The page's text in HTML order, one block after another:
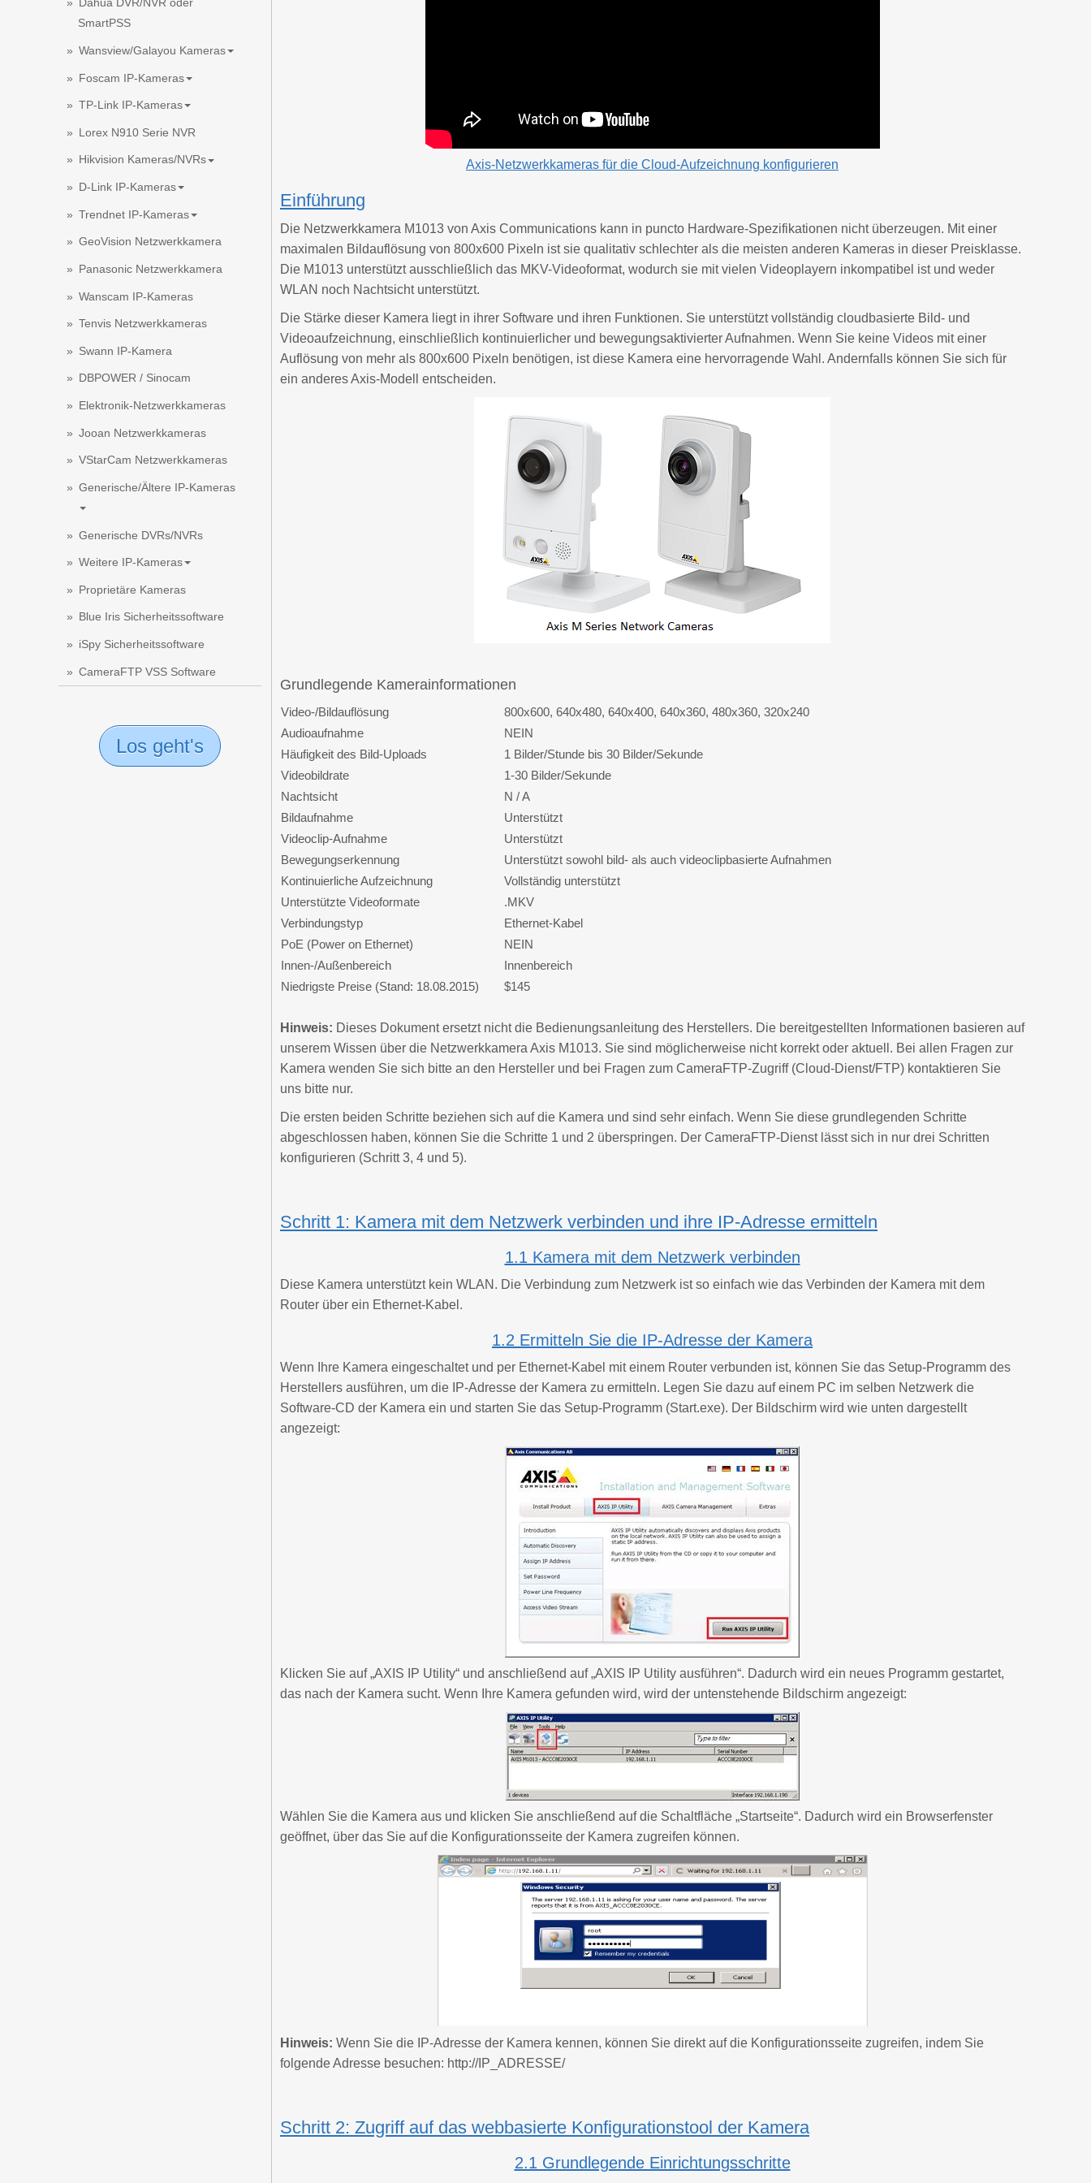
Dahua DVR/NVR oder
SmartPSS
Wansview/Galayou Kameras
Foscam IP-Kameras
TP-Link IP-Kameras
Lorex N910 Serie NVR
Hikvision Kameras/NVRs
D-Link IP-Kameras
Trendnet IP-Kameras
GeoVision Netzwerkkamera
Panasonic Netzwerkkamera
Wanscam IP-Kameras
Tenvis Netzwerkkameras
Swann IP-Kamera
DBPOWER / Sinocam
Elektronik-Netzwerkkameras
Jooan Netzwerkkameras
VStarCam Netzwerkkameras
Generische/Ältere IP-Kameras
Generische DVRs/NVRs
Weitere IP-Kameras
Proprietäre Kameras
Blue Iris Sicherheitssoftware
iSpy Sicherheitssoftware
CameraFTP VSS Software
Los geht's
Axis-Netzwerkkameras für die Cloud-Aufzeichnung konfigurieren
Einführung
Die Netzwerkkamera M1013 von Axis Communications kann in puncto Hardware-Spezifikationen nicht überzeugen. Mit einer
maximalen Bildauflösung von 800x600 Pixeln ist sie qualitativ schlechter als die meisten anderen Kameras in dieser Preisklasse.
Die M1013 unterstützt ausschließlich das MKV-Videoformat, wodurch sie mit vielen Videoplayern inkompatibel ist und weder
WLAN noch Nachtsicht unterstützt.
Die Stärke dieser Kamera liegt in ihrer Software und ihren Funktionen. Sie unterstützt vollständig cloudbasierte Bild- und
Videoaufzeichnung, einschließlich kontinuierlicher und bewegungsaktivierter Aufnahmen. Wenn Sie keine Videos mit einer
Auflösung von mehr als 800x600 Pixeln benötigen, ist diese Kamera eine hervorragende Wahl. Andernfalls können Sie sich für
ein anderes Axis-Modell entscheiden.
Grundlegende Kamerainformationen
Video-/Bildauflösung
800x600, 640x480, 640x400, 640x360, 480x360, 320x240
Audioaufnahme
NEIN
Häufigkeit des Bild-Uploads
1 Bilder/Stunde bis 30 Bilder/Sekunde
Videobildrate
1-30 Bilder/Sekunde
Nachtsicht
N / A
Bildaufnahme
Unterstützt
Videoclip-Aufnahme
Unterstützt
Bewegungserkennung
Unterstützt sowohl bild- als auch videoclipbasierte Aufnahmen
Kontinuierliche Aufzeichnung
Vollständig unterstützt
Unterstützte Videoformate
.MKV
Verbindungstyp
Ethernet-Kabel
PoE (Power on Ethernet)
NEIN
Innen-/Außenbereich
Innenbereich
Niedrigste Preise (Stand: 18.08.2015)
$145
Hinweis: Dieses Dokument ersetzt nicht die Bedienungsanleitung des Herstellers. Die bereitgestellten Informationen basieren auf
unserem Wissen über die Netzwerkkamera Axis M1013. Sie sind möglicherweise nicht korrekt oder aktuell. Bei allen Fragen zur
Kamera wenden Sie sich bitte an den Hersteller und bei Fragen zum CameraFTP-Zugriff (Cloud-Dienst/FTP) kontaktieren Sie
uns bitte nur.
Die ersten beiden Schritte beziehen sich auf die Kamera und sind sehr einfach. Wenn Sie diese grundlegenden Schritte
abgeschlossen haben, können Sie die Schritte 1 und 2 überspringen. Der CameraFTP-Dienst lässt sich in nur drei Schritten
konfigurieren (Schritt 3, 4 und 5).
Schritt 1: Kamera mit dem Netzwerk verbinden und ihre IP-Adresse ermitteln
1.1 Kamera mit dem Netzwerk verbinden
Diese Kamera unterstützt kein WLAN. Die Verbindung zum Netzwerk ist so einfach wie das Verbinden der Kamera mit dem
Router über ein Ethernet-Kabel.
1.2 Ermitteln Sie die IP-Adresse der Kamera
Wenn Ihre Kamera eingeschaltet und per Ethernet-Kabel mit einem Router verbunden ist, können Sie das Setup-Programm des
Herstellers ausführen, um die IP-Adresse der Kamera zu ermitteln. Legen Sie dazu auf einem PC im selben Netzwerk die
Software-CD der Kamera ein und starten Sie das Setup-Programm (Start.exe). Der Bildschirm wird wie unten dargestellt
angezeigt:
Klicken Sie auf „AXIS IP Utility“ und anschließend auf „AXIS IP Utility ausführen“. Dadurch wird ein neues Programm gestartet,
das nach der Kamera sucht. Wenn Ihre Kamera gefunden wird, wird der untenstehende Bildschirm angezeigt:
Wählen Sie die Kamera aus und klicken Sie anschließend auf die Schaltfläche „Startseite“. Dadurch wird ein Browserfenster
geöffnet, über das Sie auf die Konfigurationsseite der Kamera zugreifen können.
Hinweis: Wenn Sie die IP-Adresse der Kamera kennen, können Sie direkt auf die Konfigurationsseite zugreifen, indem Sie
folgende Adresse besuchen: http://IP_ADRESSE/
Schritt 2: Zugriff auf das webbasierte Konfigurationstool der Kamera
2.1 Grundlegende Einrichtungsschritte